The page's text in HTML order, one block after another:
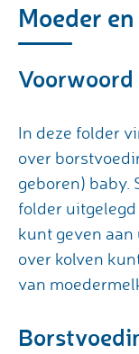
Moeder
Voorwoord
In deze folder
over
geboren) baby.
folder
kunt geven
over kolven
van